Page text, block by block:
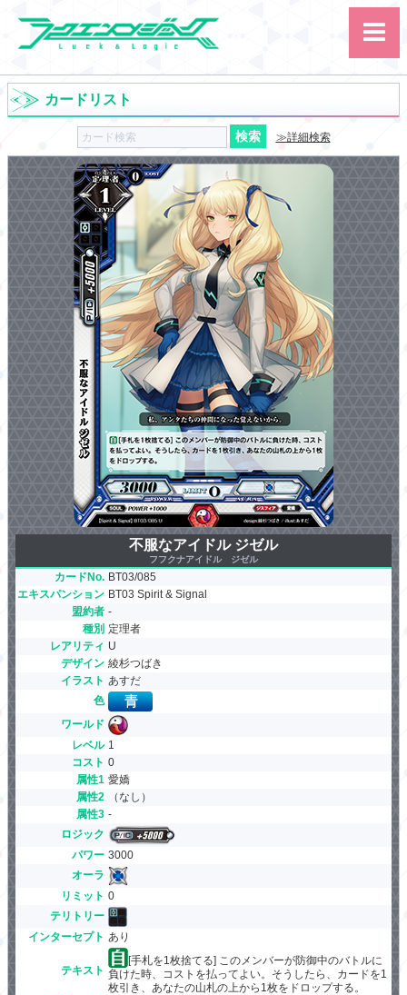
サイト内検索
カード ルール
講習会
その他
カードリスト
≫詳細検索
不服なアイドル ジゼル
フフクナアイドル ジゼル
カードNo. BT03/085
エキスパンション BT03 Spirit & Signal
盟約者 -
種別 定理者
レアリティ U
デザイン 綾杉つばき
イラスト あすだ
色
ワールド
レベル 1
コスト 0
属性1 愛嬌
属性2
（なし）
属性3 -
ロジック
パワー 3000
オーラ
リミット 0
テリトリー
インターセプト あり
テキスト
[手札を1枚捨てる] このメンバーが防御中のバトルに
負けた時、コストを払ってよい。そうしたら、カードを1
枚引き、あなたの山札の上から1枚をドロップする。